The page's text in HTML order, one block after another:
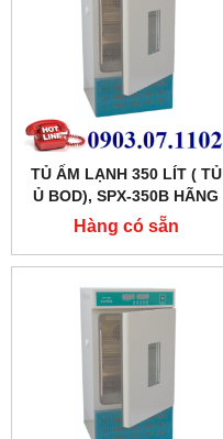
TỦ ẤM LẠNH 350 LÍT ( TỦ
Ủ BOD), SPX-350B HÃNG
XINGCHEN SHKT
Hàng có sẵn